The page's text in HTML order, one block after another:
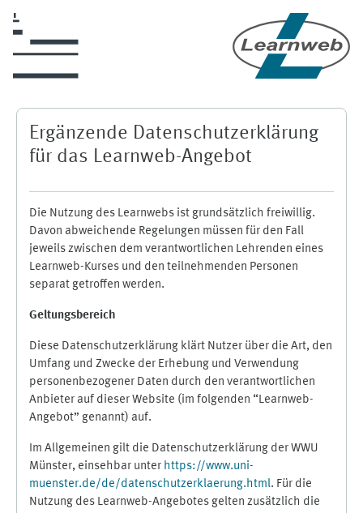
Ergänzende Datenschutzerklärung
für das Learnweb-Angebot
Die Nutzung des Learnwebs ist grundsätzlich freiwillig.
Davon abweichende Regelungen müssen für den Fall
jeweils zwischen dem verantwortlichen Lehrenden eines
Learnweb-Kurses und den teilnehmenden Personen
separat getroffen werden.
Geltungsbereich
Diese Datenschutzerklärung klärt Nutzer über die Art, den
Umfang und Zwecke der Erhebung und Verwendung
personenbezogener Daten durch den verantwortlichen
Anbieter auf dieser Website (im folgenden “Learnweb-
Angebot” genannt) auf.
Im Allgemeinen gilt die Datenschutzerklärung der WWU
Münster, einsehbar unter https://www.uni-
muenster.de/de/datenschutzerklaerung.html. Für die
Nutzung des Learnweb-Angebotes gelten zusätzlich die